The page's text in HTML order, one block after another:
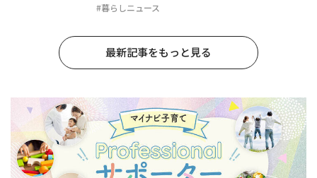
#暮らしニュース
最新記事をもっと見る